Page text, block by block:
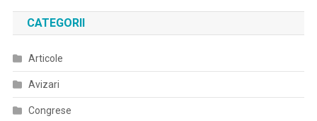
CATEGORII
Articole
Avizari
Congrese